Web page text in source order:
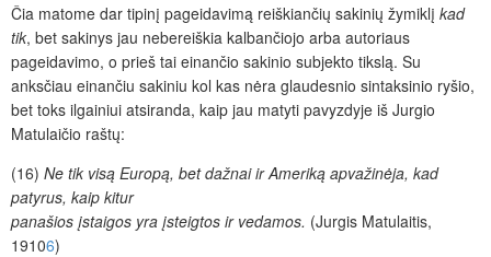
Čia matome dar tipinį pageidavimą reiškiančių sakinių žymiklį kad
tik, bet sakinys jau nebereiškia kalbančiojo arba autoriaus
pageidavimo, o prieš tai einančio sakinio subjekto tikslą. Su
anksčiau einančiu sakiniu kol kas nėra glaudesnio sintaksinio ryšio,
bet toks ilgainiui atsiranda, kaip jau matyti pavyzdyje iš Jurgio
Matulaičio raštų:
(16) Ne tik visą Europą, bet dažnai ir Ameriką apvažinėja, kad
patyrus, kaip kitur
panašios įstaigos yra įsteigtos ir vedamos. (Jurgis Matulaitis,
19106)